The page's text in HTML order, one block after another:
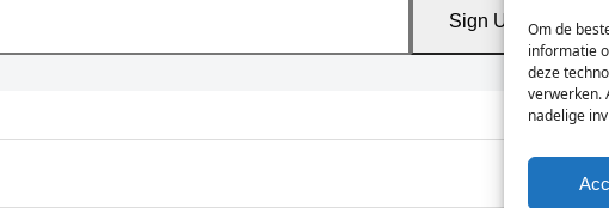
Om de
informatie
deze
verwerken.
nadelige
Sign Up